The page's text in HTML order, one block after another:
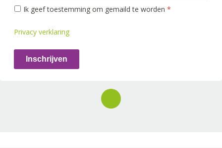
Ik geef toestemming om gemaild te worden *
Privacy verklaring
Inschrijven